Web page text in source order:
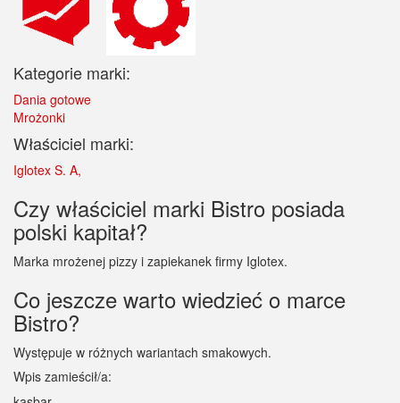
Kategorie marki:
Dania gotowe
Mrożonki
Właściciel marki:
Iglotex S. A,
Czy właściciel marki Bistro posiada
polski kapitał?
Marka mrożenej pizzy i zapiekanek firmy Iglotex.
Co jeszcze warto wiedzieć o marce
Bistro?
Występuje w różnych wariantach smakowych.
Wpis zamieścił/a: